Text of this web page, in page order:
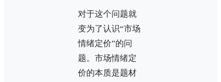
对于这个问题就
变为了认识“市场
情绪定价”的问
题。市场情绪定
价的本质是题材